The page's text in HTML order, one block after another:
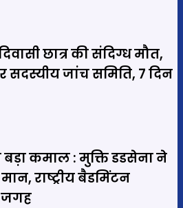
छात्र की संदिग्ध मौत,
जांच समिति, 7 दिन
कमाल : मुक्ति डडसेना ने
राष्ट्रीय बैडमिंटन
जगह